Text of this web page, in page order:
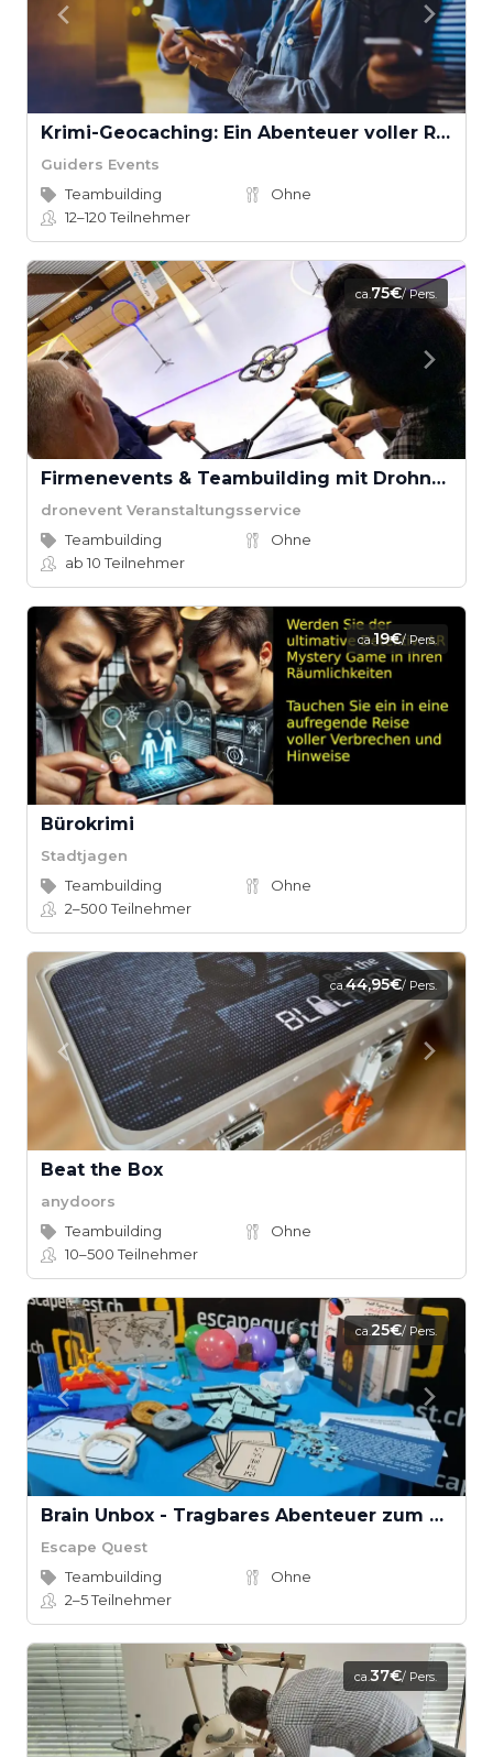
Krimi-Geocaching: Ein Abenteuer voller Rätsel und Spannung
Guiders Events
Teambuilding
Ohne
12–120Teilnehmer
ca.75€/ Pers.
Firmenevents & Teambuilding mit Drohnen
dronevent Veranstaltungsservice
Teambuilding
Ohne
ab 10Teilnehmer
ca.19€/ Pers.
Bürokrimi
Stadtjagen
Teambuilding
Ohne
2–500Teilnehmer
ca.44,95€/ Pers.
Beat the Box
anydoors
Teambuilding
Ohne
10–500Teilnehmer
ca.25€/ Pers.
Brain Unbox - Tragbares Abenteuer zum Mitnehmen
Escape Quest
Teambuilding
Ohne
2–5Teilnehmer
ca.37€/ Pers.